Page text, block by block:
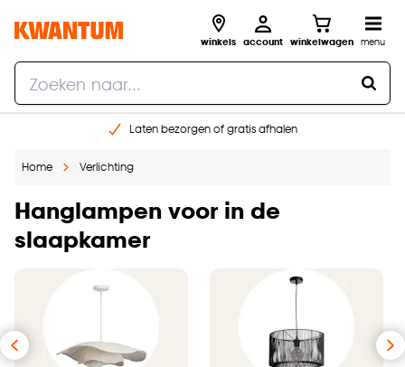
winkels account winkelwagen menu
Laten bezorgen of gratis afhalen
Gratis raam advies en opmeten aan huis
Home Verlichting
Hanglampen voor in de
slaapkamer